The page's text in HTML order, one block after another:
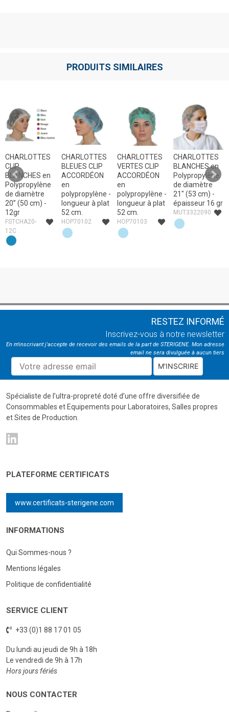
PRODUITS SIMILAIRES
CHARLOTTES
CLIP
BLANCHES en
Polypropylène
de diamètre
20’’ (50 cm) -
12gr
FSTCHA20-
12C
CHARLOTTES
BLEUES CLIP
ACCORDÉON
en
polypropylène -
longueur à plat
52 cm.
HOP70102
CHARLOTTES
VERTES CLIP
ACCORDÉON
en
polypropylène -
longueur à plat
52 cm.
HOP70103
CHARLOTTES
BLANCHES en
Polypropylène
de diamètre
21" (53 cm) -
épaisseur 16 gr
MUT3322090
RESTEZ INFORMÉ
Inscrivez-vous à notre newsletter
En m'inscrivant j'accepte de recevoir des emails de la part de STERIGENE. Mon adresse
email ne sera divulguée à aucun tiers
M'INSCRIRE
Spécialiste de l’ultra-propreté doté d’une offre diversifiée de
Consommables et Equipements pour Laboratoires, Salles propres
et Sites de Production.
PLATEFORME CERTIFICATS
www.certificats-sterigene.com
INFORMATIONS
Qui Sommes-nous ?
Mentions légales
Politique de confidentialité
SERVICE CLIENT
+33 (0)1 88 17 01 05
Du lundi au jeudi de 9h à 18h
Le vendredi de 9h à 17h
Hors jours fériés
NOUS CONTACTER